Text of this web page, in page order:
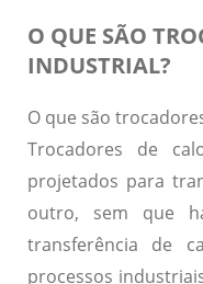
O QUE SÃO
INDUSTRIAL?
O que são
Trocadores de
projetados para
outro, sem que
transferência de
processos